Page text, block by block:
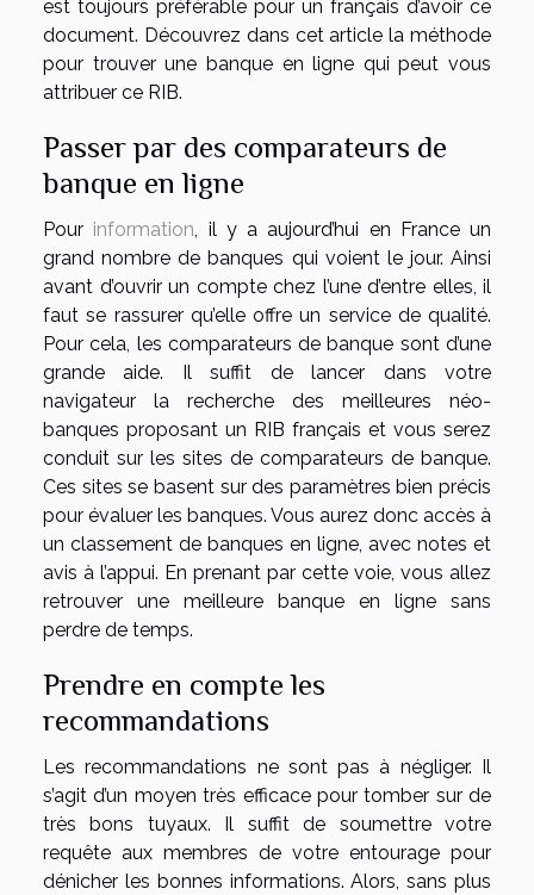
est toujours préférable pour un français d’avoir ce
document. Découvrez dans cet article la méthode
pour trouver une banque en ligne qui peut vous
attribuer ce RIB.
Passer par des comparateurs de
banque en ligne
Pour information, il y a aujourd’hui en France un
grand nombre de banques qui voient le jour. Ainsi
avant d’ouvrir un compte chez l’une d’entre elles, il
faut se rassurer qu’elle offre un service de qualité.
Pour cela, les comparateurs de banque sont d’une
grande aide. Il suffit de lancer dans votre
navigateur la recherche des meilleures néo-
banques proposant un RIB français et vous serez
conduit sur les sites de comparateurs de banque.
Ces sites se basent sur des paramètres bien précis
pour évaluer les banques. Vous aurez donc accès à
un classement de banques en ligne, avec notes et
avis à l’appui. En prenant par cette voie, vous allez
retrouver une meilleure banque en ligne sans
perdre de temps.
Prendre en compte les
recommandations
Les recommandations ne sont pas à négliger. Il
s’agit d’un moyen très efficace pour tomber sur de
très bons tuyaux. Il suffit de soumettre votre
requête aux membres de votre entourage pour
dénicher les bonnes informations. Alors, sans plus